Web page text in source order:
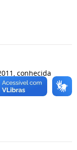
conhecida
o
às